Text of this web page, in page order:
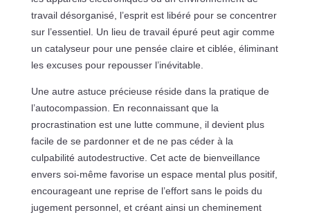
travail désorganisé, l’esprit est libéré pour se concentrer
sur l’essentiel. Un lieu de travail épuré peut agir comme
un catalyseur pour une pensée claire et ciblée, éliminant
les excuses pour repousser l’inévitable.
Une autre astuce précieuse réside dans la pratique de
l’autocompassion. En reconnaissant que la
procrastination est une lutte commune, il devient plus
facile de se pardonner et de ne pas céder à la
culpabilité autodestructive. Cet acte de bienveillance
envers soi-même favorise un espace mental plus positif,
encourageant une reprise de l’effort sans le poids du
jugement personnel, et créant ainsi un cheminement